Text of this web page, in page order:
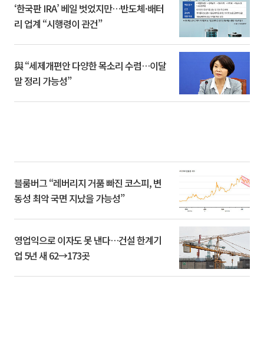
‘한국판 IRA’ 베일 벗었지만…반도체·배터
리 업계 “시행령이 관건”
與 “세제개편안 다양한 목소리 수렴…이달
말 정리 가능성”
블룸버그 “레버리지 거품 빠진 코스피, 변
동성 최악 국면 지났을 가능성”
영업익으로 이자도 못 낸다…건설 한계기
업 5년 새 62→173곳